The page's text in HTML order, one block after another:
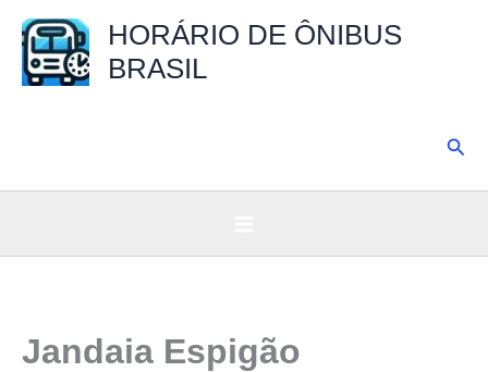
para
HORÁRIO DE ÔNIBUS
BRASIL
Jandaia Espigão